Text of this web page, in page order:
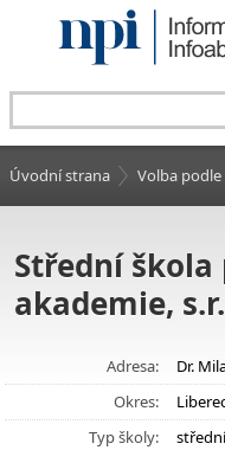
Úvodní strana Volba
Střední
akademie,
Adresa:
Dr.
Okres:
Typ školy: